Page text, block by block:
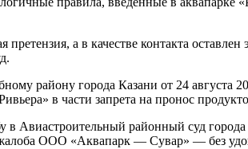
а в качестве контакта
району города Казани от 24
в части запрета на пронос
районный суд
жалоба ООО «Аквапарк — Сувар» — без